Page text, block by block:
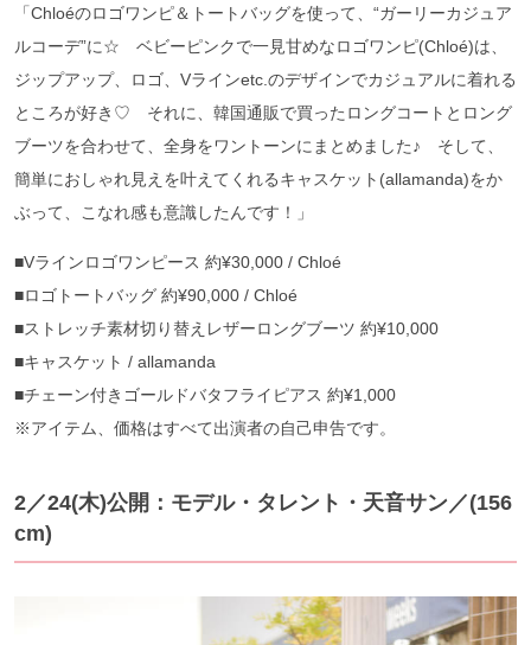
「Chloéのロゴワンピ＆トートバッグを使って、“ガーリーカジュア
ルコーデ”に☆ ベビーピンクで一見甘めなロゴワンピ(Chloé)は、
ジップアップ、ロゴ、Vラインetc.のデザインでカジュアルに着れる
ところが好き♡ それに、韓国通販で買ったロングコートとロング
ブーツを合わせて、全身をワントーンにまとめました♪ そして、
簡単におしゃれ見えを叶えてくれるキャスケット(allamanda)をか
ぶって、こなれ感も意識したんです！」
■Vラインロゴワンピース 約¥30,000 / Chloé
■ロゴトートバッグ 約¥90,000 / Chloé
■ストレッチ素材切り替えレザーロングブーツ 約¥10,000
■キャスケット / allamanda
■チェーン付きゴールドバタフライピアス 約¥1,000
※アイテム、価格はすべて出演者の自己申告です。
2／24(木)公開：モデル・タレント・天音サン／(156
cm)